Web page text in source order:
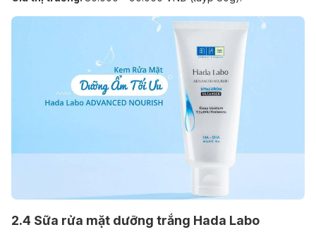
2.4 Sữa rửa mặt dưỡng trắng Hada Labo